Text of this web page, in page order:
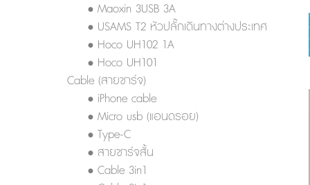
• Maoxin 3USB 3A
• USAMS T2 หัวปลั๊กเดินทางต่างประเทศ
• Hoco UH102 1A
• Hoco UH101
Cable (สายชาร์จ)
• iPhone cable
• Micro usb (แอนดรอย)
• Type-C
• สายชาร์จสั้น
• Cable 3in1